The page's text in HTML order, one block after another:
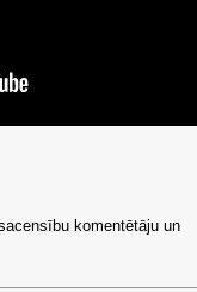
komentētāju un